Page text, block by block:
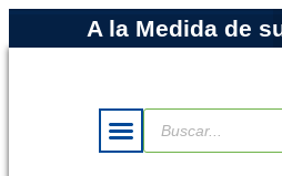
A la Medida de